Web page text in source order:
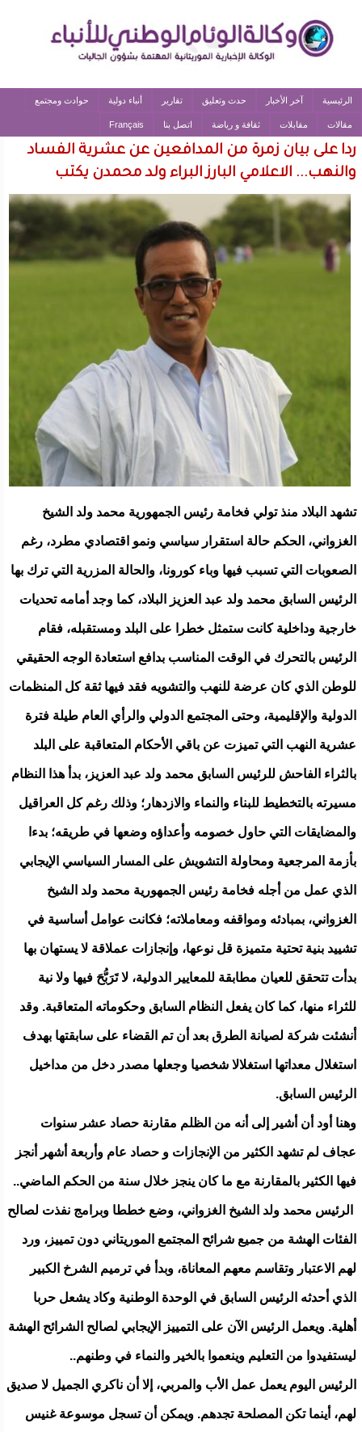
الرئيسية آخر الأخبار حدث وتعليق تقارير أنباء دولية حوادث ومجتمع
مقالات مقابلات ثقافة و رياضة اتصل بنا Français
ردا على بيان زمرة من المدافعين عن عشرية الفساد
والنهب... الاعلامي البارز البراء ولد محمدن يكتب
تشهد البلاد منذ تولي فخامة رئيس الجمهورية محمد ولد الشيخ
الغزواني، الحكم حالة استقرار سياسي ونمو اقتصادي مطرد، رغم
الصعوبات التي تسبب فيها وباء كورونا، والحالة المزرية التي ترك بها
الرئيس السابق محمد ولد عبد العزيز البلاد، كما وجد أمامه تحديات
خارجية وداخلية كانت ستمثل خطرا على البلد ومستقبله، فقام
الرئيس بالتحرك في الوقت المناسب بدافع استعادة الوجه الحقيقي
للوطن الذي كان عرضة للنهب والتشويه فقد فيها ثقة كل المنظمات
الدولية والإقليمية، وحتى المجتمع الدولي والرأي العام طيلة فترة
عشرية النهب التي تميزت عن باقي الأحكام المتعاقبة على البلد
بالثراء الفاحش للرئيس السابق محمد ولد عبد العزيز، بدأ هذا النظام
مسيرته بالتخطيط للبناء والنماء والازدهار؛ وذلك رغم كل العراقيل
والمضايقات التي حاول خصومه وأعداؤه وضعها في طريقه؛ بدءا
بأزمة المرجعية ومحاولة التشويش على المسار السياسي الإيجابي
الذي عمل من أجله فخامة رئيس الجمهورية محمد ولد الشيخ
الغزواني، بمبادئه ومواقفه ومعاملاته؛ فكانت عوامل أساسية في
تشييد بنية تحتية متميزة قل نوعها، وإنجازات عملاقة لا يستهان بها
بدأت تتحقق للعيان مطابقة للمعايير الدولية، لا تَرَبُّحَ فيها ولا نية
للثراء منها، كما كان يفعل النظام السابق وحكوماته المتعاقبة. وقد
أنشئت شركة لصيانة الطرق بعد أن تم القضاء على سابقتها بهدف
استغلال معداتها استغلالا شخصيا وجعلها مصدر دخل من مداخيل
الرئيس السابق.
وهنا أود أن أشير إلى أنه من الظلم مقارنة حصاد عشر سنوات
عجاف لم تشهد الكثير من الإنجازات و حصاد عام وأربعة أشهر أنجز
فيها الكثير بالمقارنة مع ما كان ينجز خلال سنة من الحكم الماضي..
الرئيس محمد ولد الشيخ الغزواني، وضع خططا وبرامج نفذت لصالح
الفئات الهشة من جميع شرائح المجتمع الموريتاني دون تمييز، ورد
لهم الاعتبار وتقاسم معهم المعاناة، وبدأ في ترميم الشرخ الكبير
الذي أحدثه الرئيس السابق في الوحدة الوطنية وكاد يشعل حربا
أهلية. ويعمل الرئيس الآن على التمييز الإيجابي لصالح الشرائح الهشة
ليستفيدوا من التعليم وينعموا بالخير والنماء في وطنهم..
الرئيس اليوم يعمل عمل الأب والمربي، إلا أن ناكري الجميل لا صديق
لهم، أينما تكن المصلحة تجدهم. ويمكن أن تسجل موسوعة غنيس